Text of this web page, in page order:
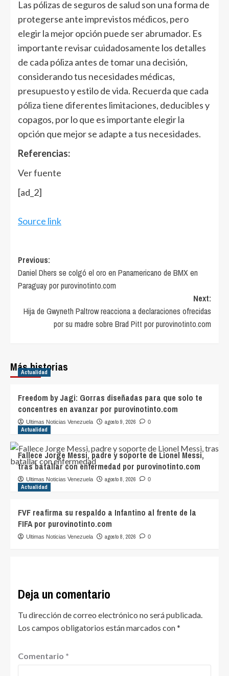
Las pólizas de seguros de salud son una forma de
protegerse ante imprevistos médicos, pero
elegir la mejor opción puede ser abrumador. Es
importante revisar cuidadosamente los detalles
de cada póliza antes de tomar una decisión,
considerando tus necesidades médicas,
presupuesto y estilo de vida. Recuerda que cada
póliza tiene diferentes limitaciones, deducibles y
copagos, por lo que es importante elegir la
opción que mejor se adapte a tus necesidades.
Referencias:
Ver fuente
[ad_2]
Source link
Post
navigation
Previous:
Daniel Dhers se colgó el oro en Panamericano de BMX en
Paraguay por purovinotinto.com
Next:
Hija de Gwyneth Paltrow reacciona a declaraciones ofrecidas
por su madre sobre Brad Pitt por purovinotinto.com
Más historias
Actualidad
Freedom by Jagi: Gorras diseñadas para que solo te
concentres en avanzar por purovinotinto.com
Ultimas Noticias Venezuela agosto 9, 2026 0
Actualidad
Fallece Jorge Messi, padre y soporte de Lionel Messi,
tras batallar con enfermedad por purovinotinto.com
Ultimas Noticias Venezuela agosto 8, 2026 0
Actualidad
FVF reafirma su respaldo a Infantino al frente de la
FIFA por purovinotinto.com
Ultimas Noticias Venezuela agosto 8, 2026 0
Deja un comentario
Tu dirección de correo electrónico no será publicada.
Los campos obligatorios están marcados con*
Comentario *